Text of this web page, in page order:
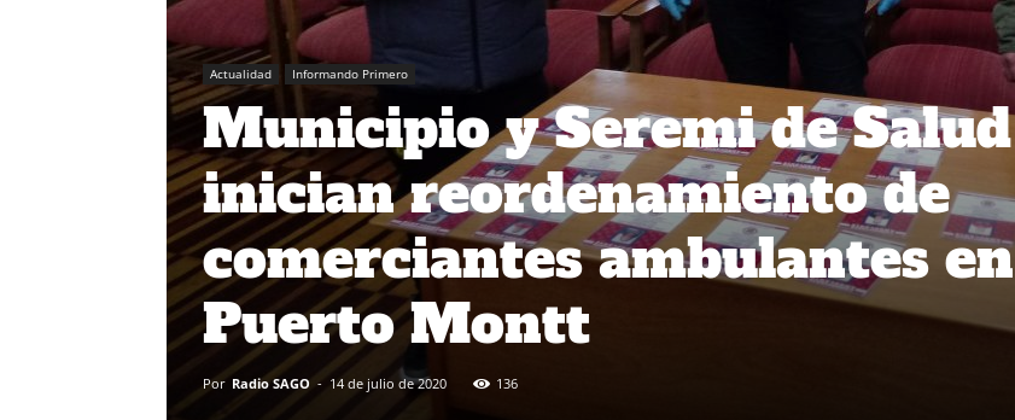
Actualidad Informando Primero
Municipio y Seremi de Salud
inician reordenamiento de
comerciantes ambulantes en
Puerto Montt
Por Radio SAGO - 14 de julio de 2020 136